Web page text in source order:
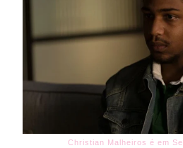
Christian Malheiros é em